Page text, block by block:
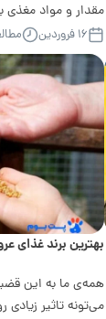
مقدار و مواد مغذی
نه...۱۶ فروردین
بهترین برند غذای عروس
همه‌ی ما به این
می‌تونه تاثیر